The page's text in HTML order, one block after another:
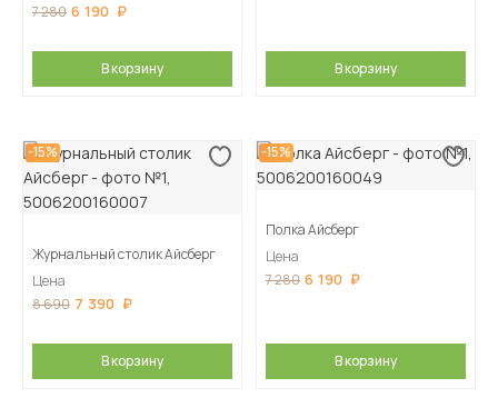
7 280 6 190
В корзину В корзину
-15%
Журнальный столик Айсберг
Цена
8 690 7 390
В корзину
-15%
Полка Айсберг
Цена
7 280 6 190
В корзину